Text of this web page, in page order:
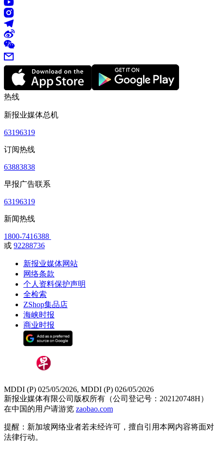
热线
新报业媒体总机
63196319
订阅热线
63883838
早报广告联系
63196319
新闻热线
1800-7416388
或 92288736
新报业媒体网站
网络条款
个人资料保护声明
全检索
ZShop集品店
海峡时报
商业时报
MDDI (P) 025/05/2026, MDDI (P) 026/05/2026
新报业媒体有限公司版权所有（公司登记号：202120748H）
在中国的用户请游览 zaobao.com
提醒：新加坡网络业者若未经许可，擅自引用本网内容将面对
法律行动。